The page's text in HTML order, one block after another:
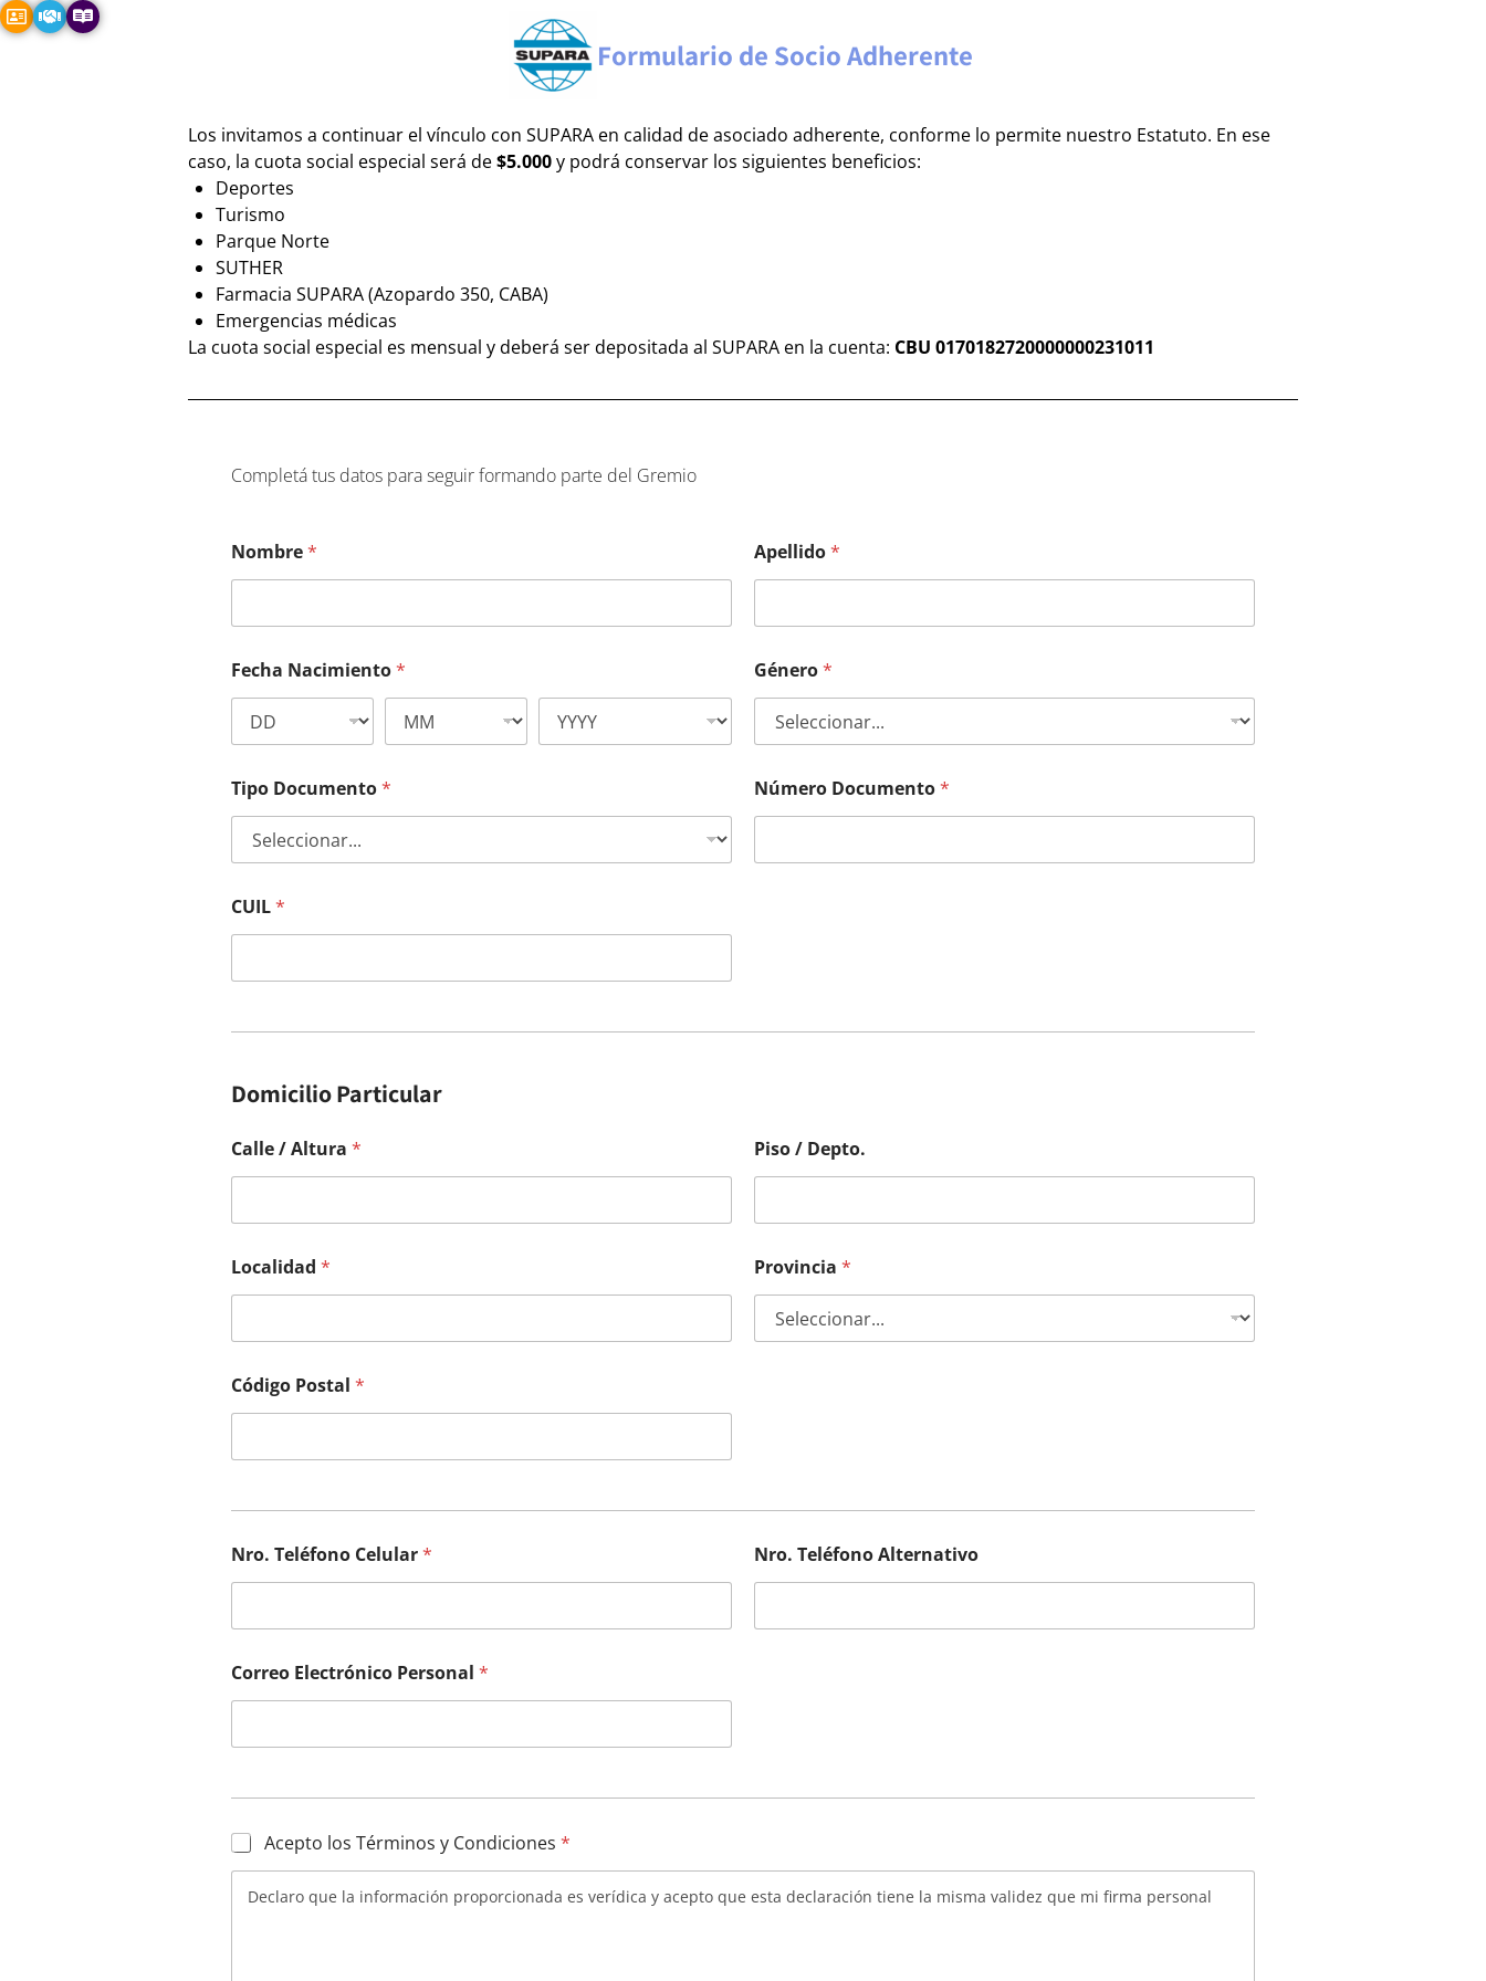
Formulario de Socio Adherente
Los invitamos a continuar el vínculo con SUPARA en calidad de asociado adherente, conforme lo permite nuestro Estatuto. En ese
caso, la cuota social especial será de$5.000y podrá conservar los siguientes beneficios:
Deportes
Turismo
⁠Parque Norte
⁠SUTHER
⁠Farmacia SUPARA (Azopardo 350, CABA)
⁠Emergencias médicas
La cuota social especial es mensual y deberá ser depositada al SUPARA en la cuenta: CBU 0170182720000000231011
Completá tus datos para seguir formando parte del Gremio
Nombre* Apellido*
Fecha Nacimiento* Género*
Tipo Documento* Número Documento*
CUIL*
Domicilio Particular
Calle / Altura * Piso / Depto.
Localidad * Provincia *
Código Postal *
Nro. Teléfono Celular* Nro. Teléfono Alternativo
Correo Electrónico Personal *
T
Acepto los Términos y Condiciones *
Declaro que la información proporcionada es verídica y acepto que esta declaración tiene la misma validez que mi firma personal